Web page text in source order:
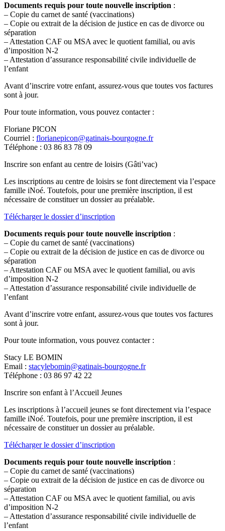
Documents requis pour toute nouvelle inscription :
– Copie du carnet de santé (vaccinations)
– Copie ou extrait de la décision de justice en cas de divorce ou
séparation
– Attestation CAF ou MSA avec le quotient familial, ou avis
d’imposition N-2
– Attestation d’assurance responsabilité civile individuelle de
l’enfant
Avant d’inscrire votre enfant, assurez-vous que toutes vos factures
sont à jour.
Pour toute information, vous pouvez contacter :
Floriane PICON
Courriel : florianepicon@gatinais-bourgogne.fr
Téléphone : 03 86 83 78 09
Inscrire son enfant au centre de loisirs (Gâti’vac)
Les inscriptions au centre de loisirs se font directement via l’espace
famille iNoé. Toutefois, pour une première inscription, il est
nécessaire de constituer un dossier au préalable.
Télécharger le dossier d’inscription
Documents requis pour toute nouvelle inscription :
– Copie du carnet de santé (vaccinations)
– Copie ou extrait de la décision de justice en cas de divorce ou
séparation
– Attestation CAF ou MSA avec le quotient familial, ou avis
d’imposition N-2
– Attestation d’assurance responsabilité civile individuelle de
l’enfant
Avant d’inscrire votre enfant, assurez-vous que toutes vos factures
sont à jour.
Pour toute information, vous pouvez contacter :
Stacy LE BOMIN
Email : stacylebomin@gatinais-bourgogne.fr
Téléphone : 03 86 97 42 22
Inscrire son enfant à l’Accueil Jeunes
Les inscriptions à l’accueil jeunes se font directement via l’espace
famille iNoé. Toutefois, pour une première inscription, il est
nécessaire de constituer un dossier au préalable.
Télécharger le dossier d’inscription
Documents requis pour toute nouvelle inscription :
– Copie du carnet de santé (vaccinations)
– Copie ou extrait de la décision de justice en cas de divorce ou
séparation
– Attestation CAF ou MSA avec le quotient familial, ou avis
d’imposition N-2
– Attestation d’assurance responsabilité civile individuelle de
l’enfant